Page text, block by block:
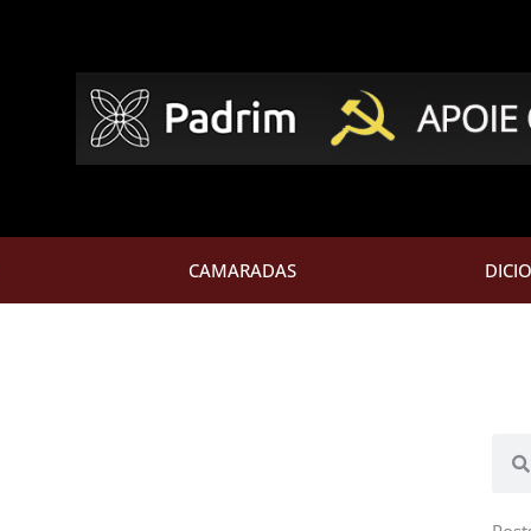
CAMARADAS